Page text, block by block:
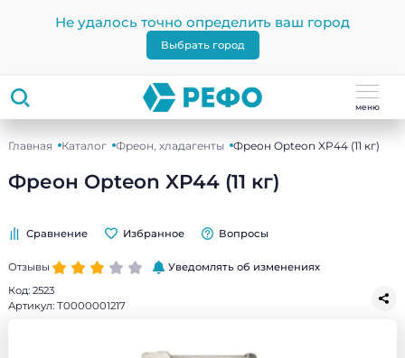
Не удалось точно определить ваш город
Выбрать город
меню
Главная Каталог Фреон, хладагенты Фреон Opteon XP44 (11 кг)
Фреон Opteon XP44 (11 кг)
Сравнение Избранное Вопросы
Отзывы
Уведомлять об изменениях
Код: 2523
Артикул: Т0000001217